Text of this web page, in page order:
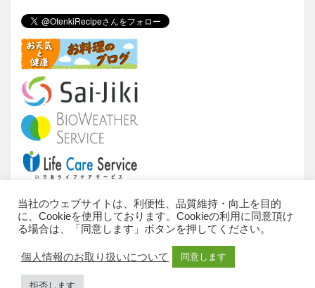
er e
b
o
o
k
n
a
当サイトについて ご利用条件
推奨環境
個人情報のお取扱いについて
お問い合わせ
サイトマップ
All Rights Reserved, Copyright © 2010-2023 IDEA
当社のウェブサイトは、利便性、品質維持・向上を目的
に、Cookieを使用しております。Cookieの利用に同意頂け
る場合は、「同意します」ボタンを押してください。
個人情報のお取り扱いについて 同意します
拒否します